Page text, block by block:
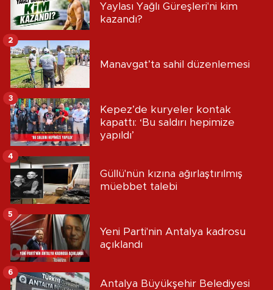
Yaylası Yağlı Güreşleri'ni kim
kazandı?
Manavgat’ta sahil düzenlemesi
2
Kepez’de kuryeler kontak
kapattı: ‘Bu saldırı hepimize
yapıldı’
3
Güllü'nün kızına ağırlaştırılmış
müebbet talebi
4
Yeni Parti'nin Antalya kadrosu
açıklandı
5
Antalya Büyükşehir Belediyesi
6